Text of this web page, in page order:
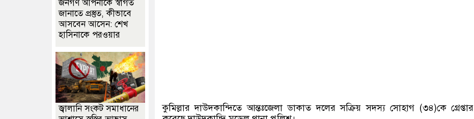
কুমিল্লার দাউদকান্দিতে আন্তঃজেলা ডাকাত দলের সক্রিয় সদস্য সোহাগ (৩৪)কে গ্রেপ্তার
জনগণ আপনাকে স্বাগত
জানাতে প্রস্তুত, কীভাবে
আসবেন আসেন: শেখ
হাসিনাকে পরওয়ার
জ্বালানি সংকট সমাধানের